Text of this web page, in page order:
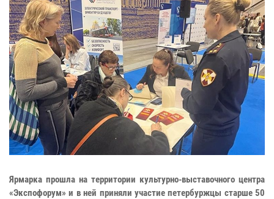
Ярмарка прошла на территории культурно-выставочного центра
«Экспофорум» и в ней приняли участие петербуржцы старше 50